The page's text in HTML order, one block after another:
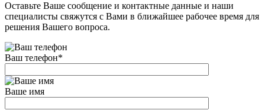
Оставьте Ваше сообщение и контактные данные и наши
специалисты свяжутся с Вами в ближайшее рабочее время для
решения Вашего вопроса.
Ваш телефон*
Ваше имя